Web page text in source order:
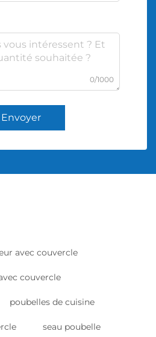
0/1000
Envoyer
avec couvercle
couvercle
poubelles de cuisine
seau poubelle